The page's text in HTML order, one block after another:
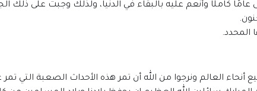
أنها زكاة للبدن؛ أبقاه الله تعالى عامًا كاملًا وأنعم عليه بالبقاء في الدنيا، ولذلك وجبت على
العالم ونرجوا من الله أن تمر هذه الأحداث الصعبة التي تمر